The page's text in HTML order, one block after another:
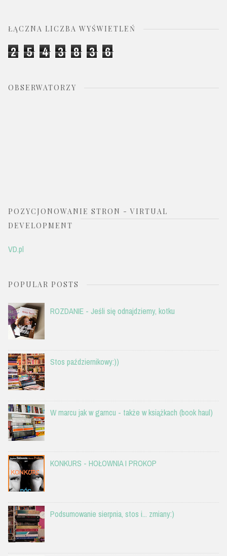
ŁĄCZNA LICZBA WYŚWIETLEŃ
2 5 4 3 8 3 6
OBSERWATORZY
POZYCJONOWANIE STRON - VIRTUAL
DEVELOPMENT
VD.pl
POPULAR POSTS
ROZDANIE - Jeśli się odnajdziemy, kotku
Stos październikowy:))
W marcu jak w garncu - także w książkach (book haul)
KONKURS - HOŁOWNIA I PROKOP
Podsumowanie sierpnia, stos i... zmiany:)